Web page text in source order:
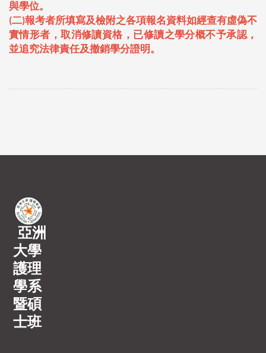
與學位。
(二)報考者所填寫及檢附之各項報名資料如經查有虛偽不
實情形者，取消修讀資格，已修讀之學分概不予承認，
並追究法律責任及撤銷學分證明。
亞洲
大學
護理
學系
暨碩
士班